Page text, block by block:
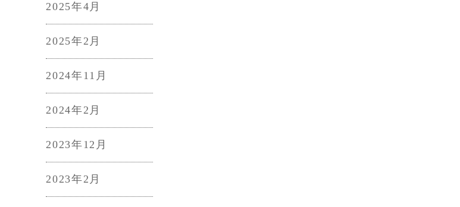
2025年4月
2025年2月
2024年11月
2024年2月
2023年12月
2023年2月